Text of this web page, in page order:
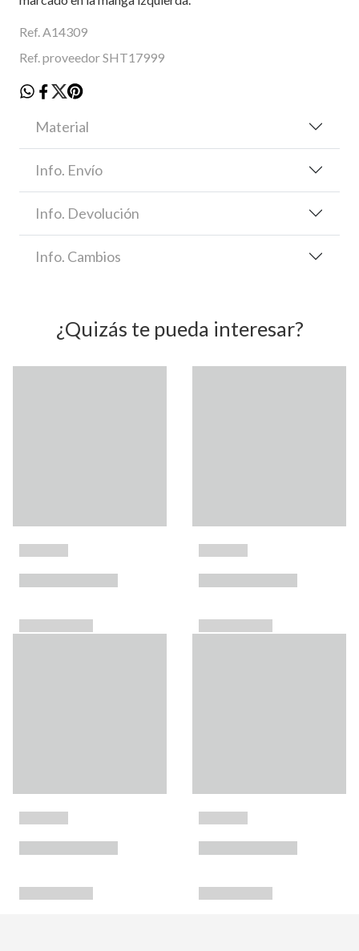
Ref. A14309
Ref. proveedor SHT17999
Material
Info. Envío
Info. Devolución
Info. Cambios
¿Quizás te pueda interesar?